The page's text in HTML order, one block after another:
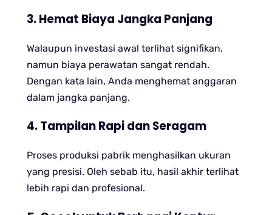
3. Hemat Biaya Jangka Panjang
Walaupun investasi awal terlihat signifikan,
namun biaya perawatan sangat rendah.
Dengan kata lain, Anda menghemat anggaran
dalam jangka panjang.
4. Tampilan Rapi dan Seragam
Proses produksi pabrik menghasilkan ukuran
yang presisi. Oleh sebab itu, hasil akhir terlihat
lebih rapi dan profesional.